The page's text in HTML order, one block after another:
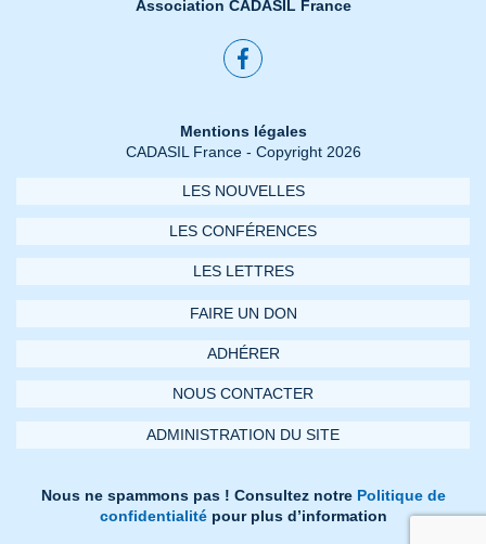
Association CADASIL France
Mentions légales
CADASIL France - Copyright 2026
LES NOUVELLES
LES CONFÉRENCES
LES LETTRES
FAIRE UN DON
ADHÉRER
NOUS CONTACTER
ADMINISTRATION DU SITE
Nous ne spammons pas ! Consultez notre Politique de
confidentialitépour plus d’information